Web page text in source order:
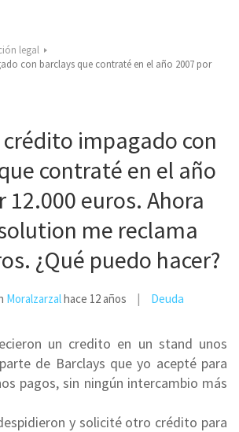
legal
con barclays que contraté en el año 2007 por
crédito impagado con
contraté en el año
12.000 euros. Ahora
me reclama
¿Qué puedo hacer?
Moralzarzalhace 12 años Deuda
un credito en un stand unos
de Barclays que yo acepté para
pagos, sin ningún intercambio más
y solicité otro crédito para